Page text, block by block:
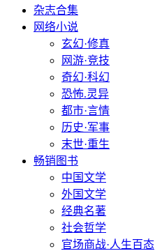
杂志合集
网络小说
玄幻·修真
网游·竞技
奇幻·科幻
恐怖.灵异
都市·言情
历史·军事
末世·重生
畅销图书
中国文学
外国文学
经典名著
社会哲学
官场商战·人生百态